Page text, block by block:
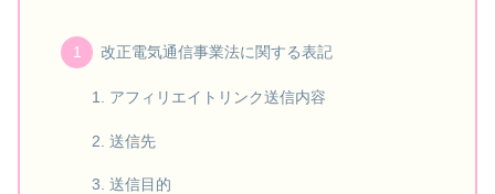
改正電気通信事業法に関する表記
アフィリエイトリンク送信内容
送信先
送信目的